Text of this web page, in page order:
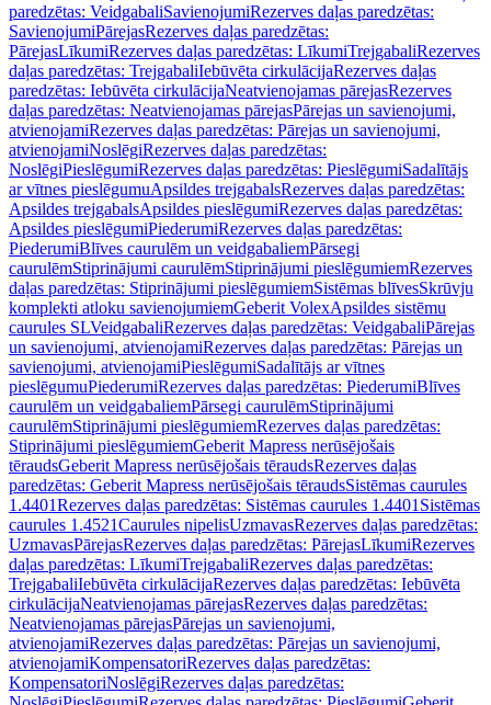
paredzētas: VeidgabaliSavienojumiRezerves daļas paredzētas:
SavienojumiPārejasRezerves daļas paredzētas:
PārejasLīkumiRezerves daļas paredzētas: LīkumiTrejgabaliRezerves
daļas paredzētas: TrejgabaliIebūvēta cirkulācijaRezerves daļas
paredzētas: Iebūvēta cirkulācijaNeatvienojamas pārejasRezerves
daļas paredzētas: Neatvienojamas pārejasPārejas un savienojumi,
atvienojamiRezerves daļas paredzētas: Pārejas un savienojumi,
atvienojamiNoslēgiRezerves daļas paredzētas:
NoslēgiPieslēgumiRezerves daļas paredzētas: PieslēgumiSadalītājs
ar vītnes pieslēgumuApsildes trejgabalsRezerves daļas paredzētas:
Apsildes trejgabalsApsildes pieslēgumiRezerves daļas paredzētas:
Apsildes pieslēgumiPiederumiRezerves daļas paredzētas:
PiederumiBlīves caurulēm un veidgabaliemPārsegi
caurulēmStiprinājumi caurulēmStiprinājumi pieslēgumiemRezerves
daļas paredzētas: Stiprinājumi pieslēgumiemSistēmas blīvesSkrūvju
komplekti atloku savienojumiemGeberit VolexApsildes sistēmu
caurules SLVeidgabaliRezerves daļas paredzētas: VeidgabaliPārejas
un savienojumi, atvienojamiRezerves daļas paredzētas: Pārejas un
savienojumi, atvienojamiPieslēgumiSadalītājs ar vītnes
pieslēgumuPiederumiRezerves daļas paredzētas: PiederumiBlīves
caurulēm un veidgabaliemPārsegi caurulēmStiprinājumi
caurulēmStiprinājumi pieslēgumiemRezerves daļas paredzētas:
Stiprinājumi pieslēgumiemGeberit Mapress nerūsējošais
tēraudsGeberit Mapress nerūsējošais tēraudsRezerves daļas
paredzētas: Geberit Mapress nerūsējošais tēraudsSistēmas caurules
1.4401Rezerves daļas paredzētas: Sistēmas caurules 1.4401 Sistēmas
caurules 1.4521Caurules nipelisUzmavasRezerves daļas paredzētas:
UzmavasPārejasRezerves daļas paredzētas: PārejasLīkumiRezerves
daļas paredzētas: LīkumiTrejgabaliRezerves daļas paredzētas:
TrejgabaliIebūvēta cirkulācijaRezerves daļas paredzētas: Iebūvēta
cirkulācijaNeatvienojamas pārejasRezerves daļas paredzētas:
Neatvienojamas pārejasPārejas un savienojumi,
atvienojamiRezerves daļas paredzētas: Pārejas un savienojumi,
atvienojamiKompensatoriRezerves daļas paredzētas:
KompensatoriNoslēgiRezerves daļas paredzētas: